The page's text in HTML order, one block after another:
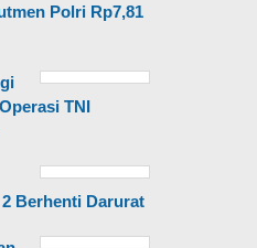
Polri Rp7,81
TNI
Berhenti Darurat